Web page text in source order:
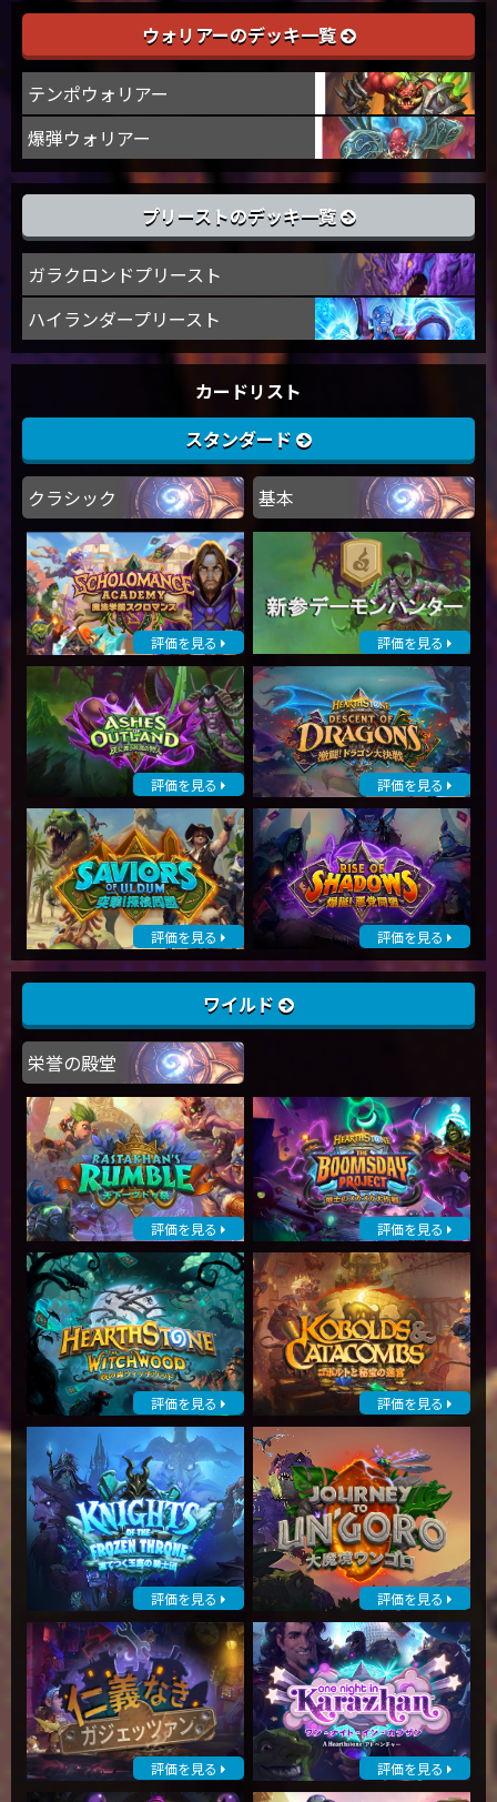
ウォリアーのデッキ一覧
テンポウォリアー
爆弾ウォリアー
プリーストのデッキ一覧
ガラクロンドプリースト
ハイランダープリースト
カードリスト
スタンダード
クラシック 基本
評価を見る 評価を見る
評価を見る 評価を見る
評価を見る 評価を見る
ワイルド
栄誉の殿堂
評価を見る 評価を見る
評価を見る 評価を見る
評価を見る 評価を見る
評価を見る 評価を見る